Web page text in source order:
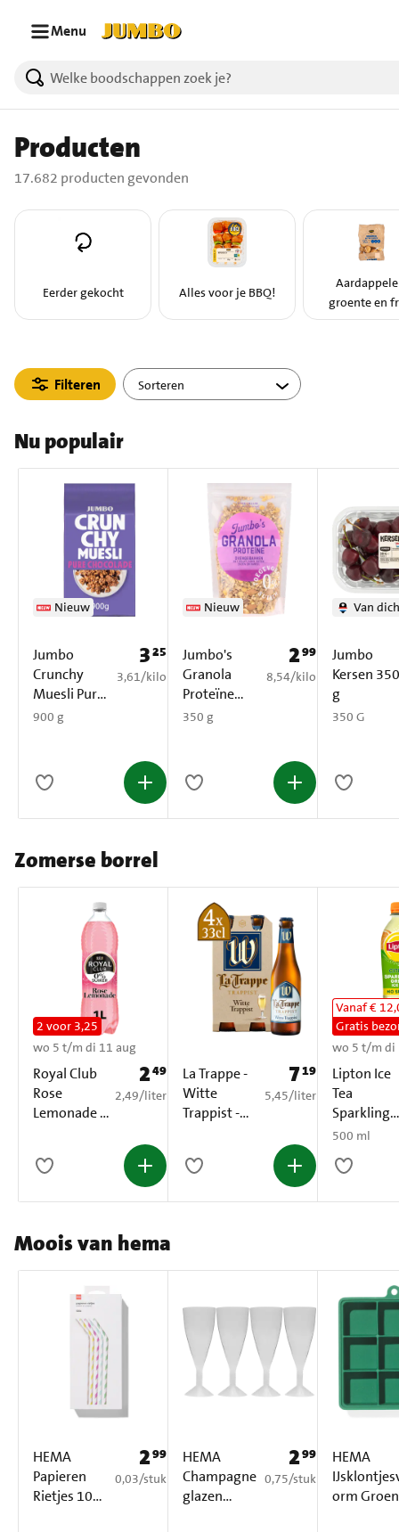
Menu
17682 producten gevonden.
Producten
17.682 producten gevonden
Eerder gekocht Alles voor je BBQ!
groente en
Filteren
Nu populair
Jumbo
Crunchy
Muesli Pure
Chocolade
900 g
Nieuw
Prijs: € 3,25
325
€ 3,61 per kilo
3,61/kilo
Jumbo's
Granola
Proteïne
350 g
350 g
Nieuw
Prijs: € 2,99
299
€ 8,54 per kilo
8,54/kilo
Jumbo
Kersen 350
g
350 G
Van
Zomerse borrel
Royal Club
Rose
Lemonade 0
2 voor 3,25
wo 5 t/m di 11 aug
Prijs: € 2,49
249
€ 2,49 per liter
2,49/liter
La Trappe -
Witte
Trappist -
Prijs: € 7,19
719
€ 5,45 per liter
5,45/liter
Lipton Ice
Tea
Sparkling
Green
500 ml
500 ml
Vanaf €
Gratis
wo 5 t/m di
Moois van hema
HEMA
Papieren
Rietjes 100
Prijs: € 2,99
299
€ 0,03 per stuk
0,03/stuk
HEMA
Champagne
glazen
Prijs: € 2,99
299
€ 0,75 per stuk
0,75/stuk
HEMA
orm Groen